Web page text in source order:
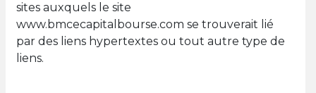
sites auxquels le site
www.bmcecapitalbourse.com se trouverait lié
par des liens hypertextes ou tout autre type de
liens.